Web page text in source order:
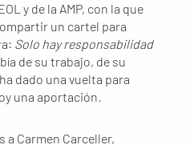
y de la AMP, con la que
un cartel para
Solo hay responsabilidad
de su trabajo, de su
dado una vuelta para
una aportación.
a Carmen Carceller,